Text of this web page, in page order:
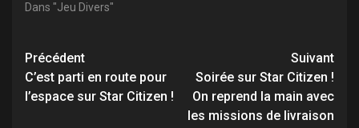
Dans "Jeu Divers"
Navigation
d’article
Précédent
C’est parti en route pour
l’espace sur Star Citizen !
Suivant
Soirée sur Star Citizen !
On reprend la main avec
les missions de livraison